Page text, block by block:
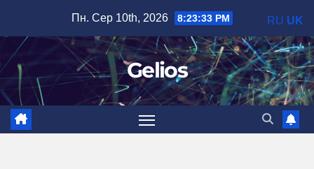
вмісту
Пн. Сер 10th, 2026 8:23:34 PM
Gelios
RU UK